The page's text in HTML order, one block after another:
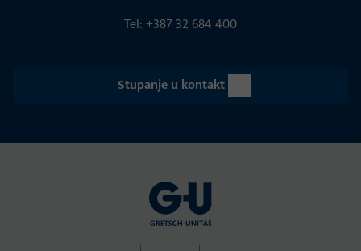
Tel: +387 32 684 400
Stupanje u kontakt